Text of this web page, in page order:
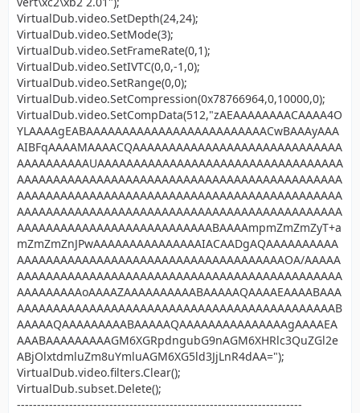
VirtualDub.video.SetDepth(24,24);
VirtualDub.video.SetMode(3);
VirtualDub.video.SetFrameRate(0,1);
VirtualDub.video.SetIVTC(0,0,-1,0);
VirtualDub.video.SetRange(0,0);
VirtualDub.video.SetCompression(0x78766964,0,10000,0);
VirtualDub.video.SetCompData(512,"zAEAAAAAAAACAAAA4O
YLAAAAgEABAAAAAAAAAAAAAAAAAAAAAAAAACwBAAAyAAA
AIBFqAAAAMAAAACQAAAAAAAAAAAAAAAAAAAAAAAAAAAAA
AAAAAAAAAAUAAAAAAAAAAAAAAAAAAAAAAAAAAAAAAAAAA
AAAAAAAAAAAAAAAAAAAAAAAAAAAAAAAAAAAAAAAAAAAAA
AAAAAAAAAAAAAAAAAAAAAAAAAAAAAAAAAAAAAAAAAAAAA
AAAAAAAAAAAAAAAAAAAAAAAAAAAAAAAAAAAAAAAAAAAAA
AAAAAAAAAAAAAAAAAAAAAAAAAAABAAAAmpmZmZmZyT+a
mZmZmZnJPwAAAAAAAAAAAAAAAIACAADgAQAAAAAAAAAA
AAAAAAAAAAAAAAAAAAAAAAAAAAAAAAAAAAAAAOA/AAAAA
AAAAAAAAAAAAAAAAAAAAAAAAAAAAAAAAAAAAAAAAAAAAA
AAAAAAAAAoAAAAZAAAAAAAAAABAAAAAQAAAAEAAAABAAA
AAAAAAAAAAAAAAAAAAAAAAAAAAAAAAAAAAAAAAAAAAAAB
AAAAAQAAAAAAAAABAAAAAQAAAAAAAAAAAAAAAgAAAAEA
AAABAAAAAAAAAGM6XGRpdngubG9nAGM6XHRlc3QuZGl2e
ABjOlxtdmluZm8uYmluAGM6XG5ld3JjLnR4dAA=");
VirtualDub.video.filters.Clear();
VirtualDub.subset.Delete();
-----------------------------------------------------------------------